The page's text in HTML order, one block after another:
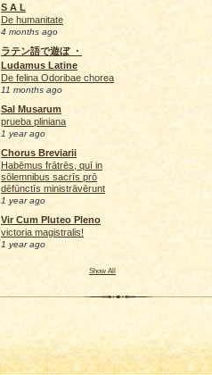
S A L
De humanitate
4 months ago
ラテン語で遊ぼ ・
Ludamus Latine
De felina Odoribae chorea
11 months ago
Sal Musarum
prueba pliniana
1 year ago
Chorus Breviarii
Habēmus frātrēs, quī in
sōlemnibus sacrīs prō
dēfūnctīs ministrāvērunt
1 year ago
Vir Cum Pluteo Pleno
victoria magistralis!
1 year ago
Show All